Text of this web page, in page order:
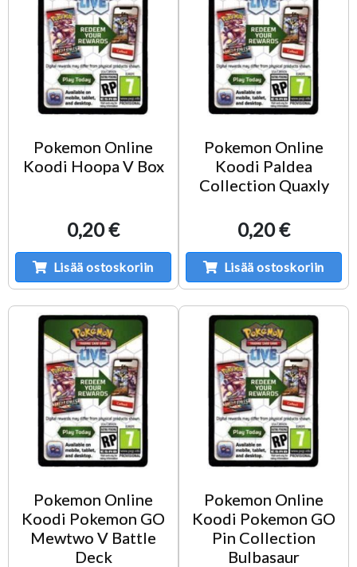
Pokemon Online
Koodi Hoopa V Box
0,20 €
Lisää ostoskoriin
Pokemon Online
Koodi Paldea
Collection Quaxly
0,20 €
Lisää ostoskoriin
Pokemon Online
Koodi Pokemon GO
Mewtwo V Battle
Deck
Pokemon Online
Koodi Pokemon GO
Pin Collection
Bulbasaur